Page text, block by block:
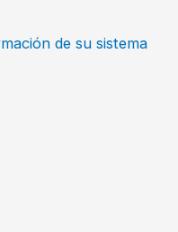
de su sistema